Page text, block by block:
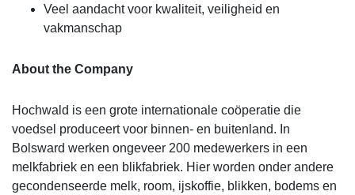
Veel aandacht voor kwaliteit, veiligheid en
vakmanschap
About the Company
Hochwald is een grote internationale coöperatie die
voedsel produceert voor binnen- en buitenland. In
Bolsward werken ongeveer 200 medewerkers in een
melkfabriek en een blikfabriek. Hier worden onder andere
gecondenseerde melk, room, ijskoffie, blikken, bodems en